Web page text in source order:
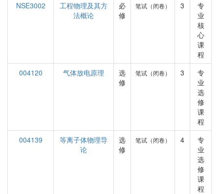
NSE3002
工程物理及其方
法概论
必
修
笔试（闭卷） 3
专
业
核
心
课
程
004120
气体放电原理
选
修
笔试（闭卷） 3
专
业
选
修
课
程
004139
等离子体物理导
论
选
修
笔试（闭卷） 4
专
业
选
修
课
程